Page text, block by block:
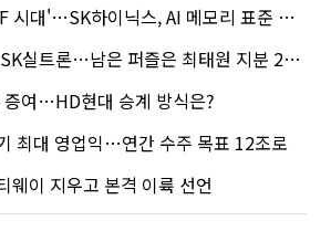
'…SK하이닉스, AI 메모리 표준 선점 나섰다
실트론…남은 퍼즐은 최태원 지분 29.4%
증여…HD현대 승계 방식은?
최대 영업익…연간 수주 목표 12조로
웨이 지우고 본격 이륙 선언